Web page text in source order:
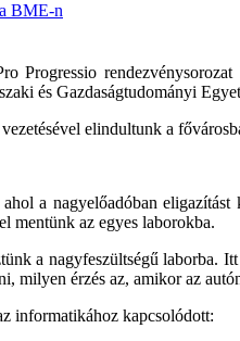
BME-n
Progressio
és Gazdaságtudományi
elindultunk a
a nagyelőadóban
mentünk az egyes laborokba.
a nagyfeszültségű laborba.
milyen érzés az, amikor az
informatikához kapcsolódott: